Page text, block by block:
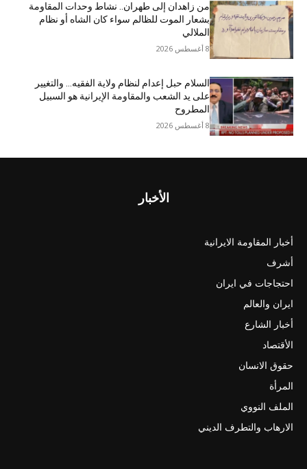
من زاهدان إلى طهران.. نشاط وحدات المقاومة
بشعار الموت للظالم سواء كان الشاه أو نظام
الملالي
8 أغسطس 2026
السلام حبل إعدام لنظام ولاية الفقيه… والتغيير
على يد الشعب والمقاومة الإيرانية هو السبيل
المطروح
8 أغسطس 2026
الأخبار
أخبار المقاومة الايرانية
أشرف
احتجاجات في ايران
ايران والعالم
أخبار الشارع
الأقتصاد
حقوق الانسان
المرأة
الملف النووي
الارهاب والتطرف الديني